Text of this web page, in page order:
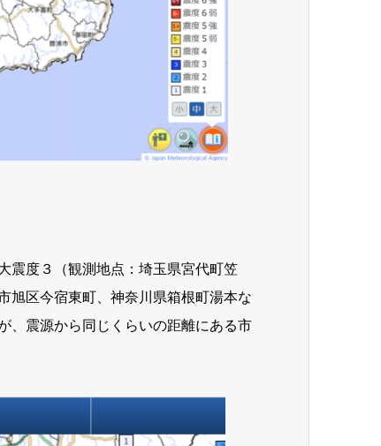
震度３（観測地点：埼玉県宮代町笠
旭区今宿東町、神奈川県箱根町湯本な
、震源から同じくらいの距離にある市